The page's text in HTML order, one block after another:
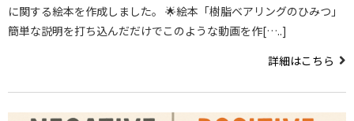
に関する絵本を作成しました。 🌟絵本「樹脂ベアリングのひみつ」
簡単な説明を打ち込んだだけでこのような動画を作[…..]
詳細はこちら